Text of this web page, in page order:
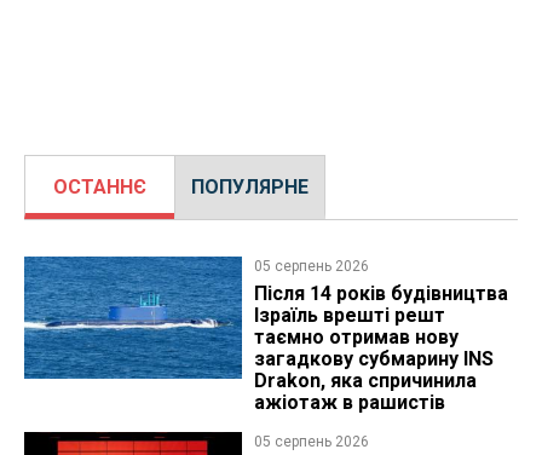
ОСТАННЄ ПОПУЛЯРНЕ
05 серпень 2026
Після 14 років будівництва
Ізраїль врешті решт
таємно отримав нову
загадкову субмарину INS
Drakon, яка спричинила
ажіотаж в рашистів
05 серпень 2026